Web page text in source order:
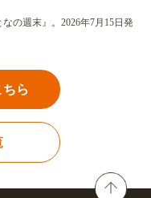
の週末』。2026年7月15日発
ら